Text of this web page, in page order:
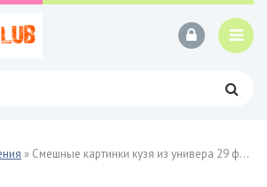
» Смешные картинки кузя из универа 29 фото